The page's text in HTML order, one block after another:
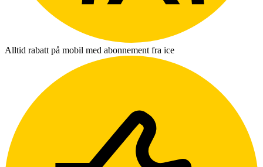
Alltid rabatt på mobil med abonnement fra ice